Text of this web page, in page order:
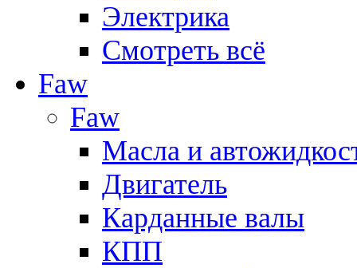
Электрика
Смотреть всё
Faw
Faw
Масла и
Двигатель
Карданные валы
КПП